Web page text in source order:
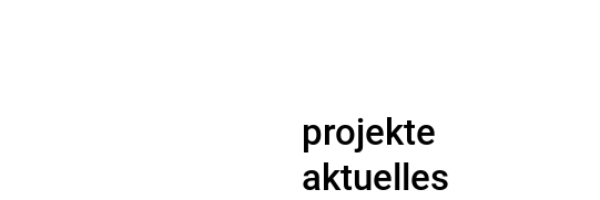
projekte
aktuelles